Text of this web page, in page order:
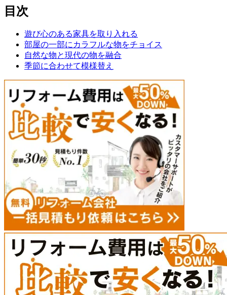
目次
遊び心のある家具を取り入れる
部屋の一部にカラフルな物をチョイス
自然な物と現代の物を融合
季節に合わせて模様替え